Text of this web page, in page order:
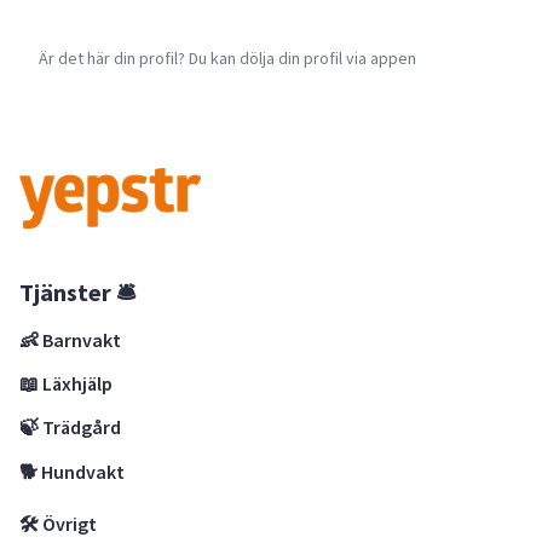
Är det här din profil? Du kan dölja din profil via appen
Tjänster 🛎
👶 Barnvakt
📖 Läxhjälp
🍃 Trädgård
🐕 Hundvakt
🛠 Övrigt